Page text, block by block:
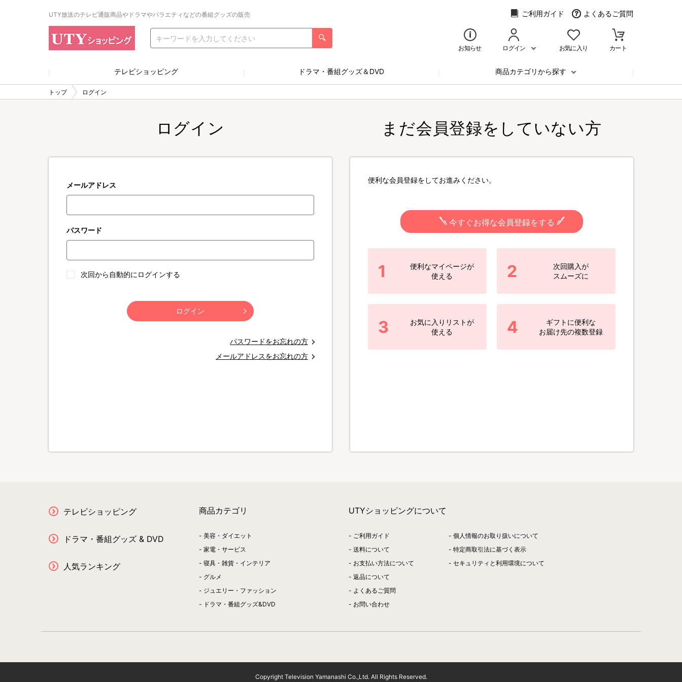
UTY放送のテレビ通販商品やドラマやバラエティなどの番組グッズの販売 ご利用ガイド よくあるご質問
お知らせ ログイン お気に入り カート
テレビショッピング ドラマ・番組グッズ＆DVD 商品カテゴリから探す
トップ ログイン
ログイン
メールアドレス
パスワード
次回から自動的にログインする
ログイン
パスワードをお忘れの方
メールアドレスをお忘れの方
まだ会員登録をしていない方
便利な会員登録をしてお進みください。
今すぐお得な会員登録をする
1
便利なマイページが
使える
2
次回購入が
スムーズに
3
お気に入りリストが
使える
4
ギフトに便利な
お届け先の複数登録
テレビショッピング
ドラマ・番組グッズ & DVD
人気ランキング
商品カテゴリ
美容・ダイエット
家電・サービス
寝具・雑貨・インテリア
グルメ
ジュエリー・ファッション
ドラマ・番組グッズ&DVD
UTYショッピングについて
ご利用ガイド
送料について
お支払い方法について
返品について
よくあるご質問
お問い合わせ
個人情報のお取り扱いについて
特定商取引法に基づく表示
セキュリティと利用環境について
Copyright Television Yamanashi Co.,Ltd. All Rights Reserved.